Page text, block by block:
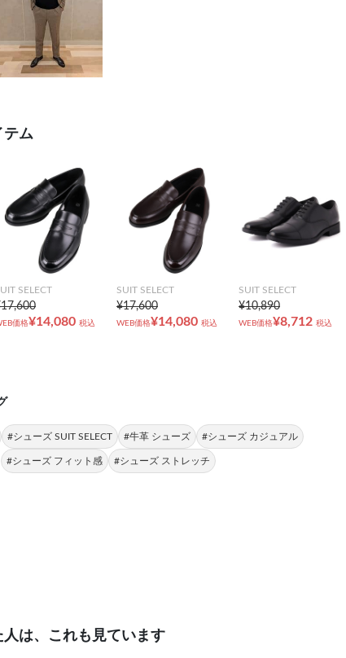
テム
SELECT
価格¥14,080 税込
SUIT SELECT
¥17,600
WEB価格¥14,080 税込
SUIT SELECT
¥10,890
WEB価格¥8,712 税込
#シューズ SUIT SELECT #牛革 シューズ #シューズ カジュアル
#シューズ フィット感 #シューズ ストレッチ
は、これも見ています